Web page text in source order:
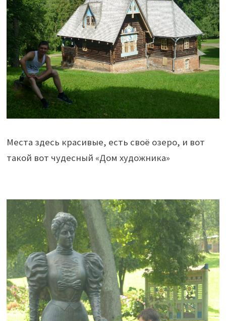
Места здесь красивые, есть своё озеро, и вот
такой вот чудесный «Дом художника»